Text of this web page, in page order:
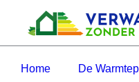
Home De